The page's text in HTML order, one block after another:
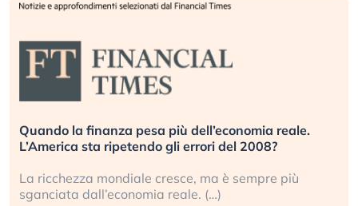
Russia e Cina pronti a spegnere Starlink. Gli
investitori stanno sottovalutando il rischio?
Gli investitori tech continuano a ignorare il rischio
geopolitico: il (…)